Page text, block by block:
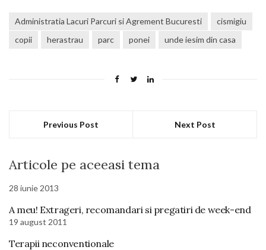
Administratia Lacuri Parcuri si Agrement Bucuresti
cismigiu
copii
herastrau parc ponei unde iesim din casa
Previous Post Next Post
Articole pe aceeasi tema
28 iunie 2013
A meu! Extrageri, recomandari si pregatiri de week-end
19 august 2011
Terapii neconventionale